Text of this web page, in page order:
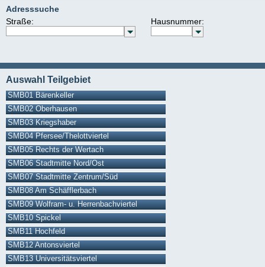
Adresssuche
Straße:
Hausnummer:
Auswahl Teilgebiet
SMB01 Bärenkeller
SMB02 Oberhausen
SMB03 Kriegshaber
SMB04 Pfersee/Thelottviertel
SMB05 Rechts der Wertach
SMB06 Stadtmitte Nord/Ost
SMB07 Stadtmitte Zentrum/Süd
SMB08 Am Schäfflerbach
SMB09 Wolfram- u. Herrenbachviertel
SMB10 Spickel
SMB11 Hochfeld
SMB12 Antonsviertel
SMB13 Universitätsviertel